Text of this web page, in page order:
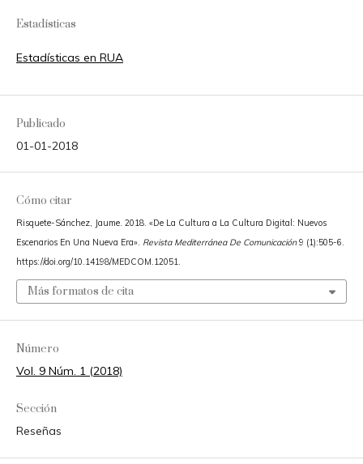
Estadísticas
Estadísticas en RUA
Publicado
01-01-2018
Cómo citar
Risquete-Sánchez, Jaume. 2018. «De La Cultura a La Cultura Digital: Nuevos
Escenarios En Una Nueva Era». Revista Mediterránea De Comunicación9 (1):505-6.
https://doi.org/10.14198/MEDCOM.12051.
Más formatos de cita
Número
Vol. 9 Núm. 1 (2018)
Sección
Reseñas